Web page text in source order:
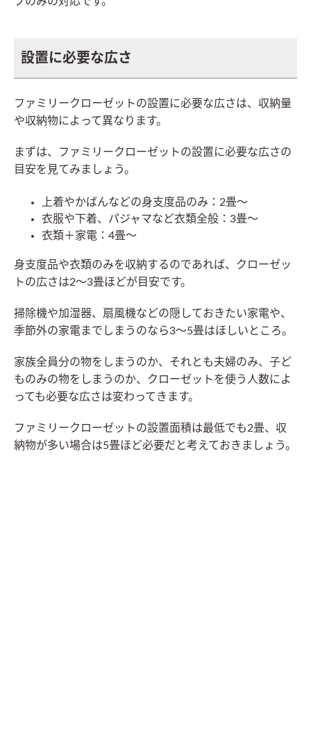
設置に必要な広さ
ファミリークローゼットの設置に必要な広さは、収納量
や収納物によって異なります。
まずは、ファミリークローゼットの設置に必要な広さの
目安を見てみましょう。
上着やかばんなどの身支度品のみ：2畳〜
衣服や下着、パジャマなど衣類全般：3畳～
衣類＋家電：4畳～
身支度品や衣類のみを収納するのであれば、クローゼッ
トの広さは2～3畳ほどが目安です。
掃除機や加湿器、扇風機などの隠しておきたい家電や、
季節外の家電までしまうのなら3〜5畳はほしいところ。
家族全員分の物をしまうのか、それとも夫婦のみ、子ど
ものみの物をしまうのか、クローゼットを使う人数によ
っても必要な広さは変わってきます。
ファミリークローゼットの設置面積は最低でも2畳、収
納物が多い場合は5畳ほど必要だと考えておきましょう。